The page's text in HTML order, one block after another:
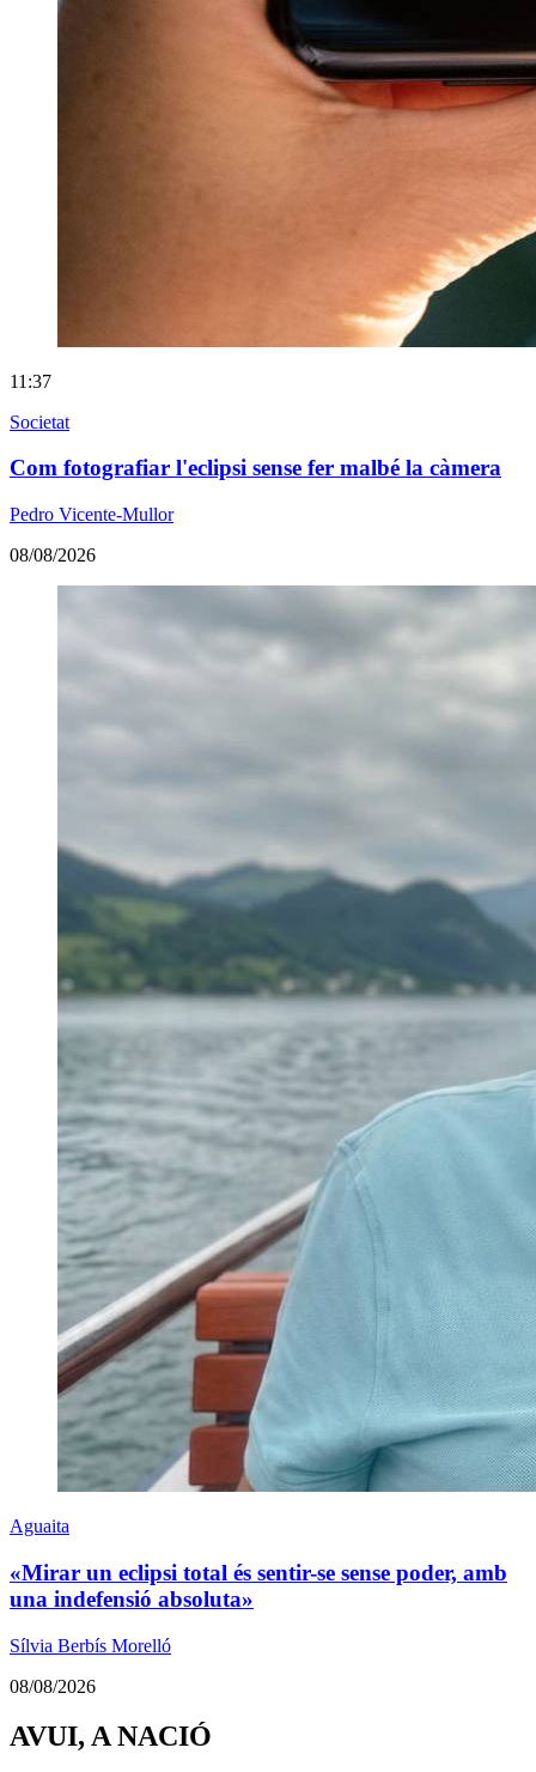
11:37
Societat
Com fotografiar l'eclipsi sense fer malbé la càmera
Pedro Vicente-Mullor
08/08/2026
Aguaita
«Mirar un eclipsi total és sentir-se sense poder, amb
una indefensió absoluta»
Sílvia Berbís Morelló
08/08/2026
AVUI, A NACIÓ